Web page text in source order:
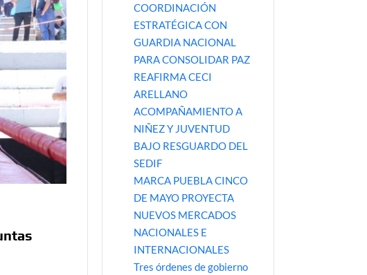
COORDINACIÓN
ESTRATÉGICA CON
GUARDIA NACIONAL
PARA CONSOLIDAR PAZ
REAFIRMA CECI
ARELLANO
ACOMPAÑAMIENTO A
NIÑEZ Y JUVENTUD
BAJO RESGUARDO DEL
SEDIF
MARCA PUEBLA CINCO
DE MAYO PROYECTA
NUEVOS MERCADOS
NACIONALES E
INTERNACIONALES
Tres órdenes de gobierno